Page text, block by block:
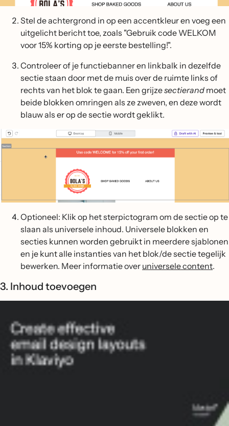
Stel de achtergrond in op een accentkleur en voeg een
uitgelicht bericht toe, zoals "Gebruik code WELKOM
voor 15% korting op je eerste bestelling!".
Controleer of je functiebanner en linkbalk in dezelfde
sectie staan door met de muis over de ruimte links of
rechts van het blok te gaan. Een grijzesectierand moet
beide blokken omringen als ze zweven, en deze wordt
blauw als er op de sectie wordt geklikt.
Optioneel: Klik op het sterpictogram om de sectie op te
slaan als universele inhoud. Universele blokken en
secties kunnen worden gebruikt in meerdere sjablonen
en je kunt alle instanties van het blok/de sectie tegelijk
bewerken. Meer informatie over universele content.
3. Inhoud toevoegen